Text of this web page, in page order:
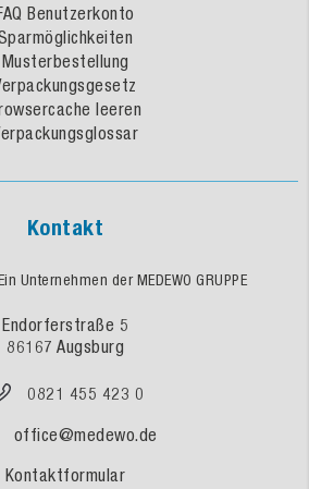
Benutzerkonto
Musterbestellung
leeren
Kontakt
Unternehmen der MEDEWO GRUPPE
Endorferstraße 5
86167 Augsburg
0821 455 423 0
office@medewo.de
Kontaktformular